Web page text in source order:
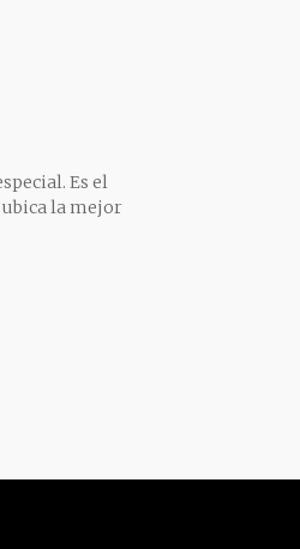
Es el
ubica la mejor